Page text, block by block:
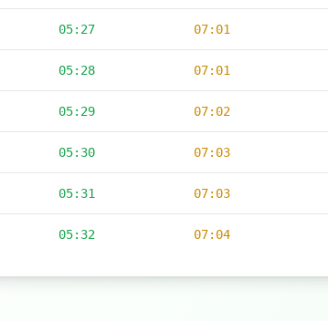
05:27 07:01
05:28 07:01
05:29 07:02
05:30 07:03
05:31 07:03
05:32 07:04